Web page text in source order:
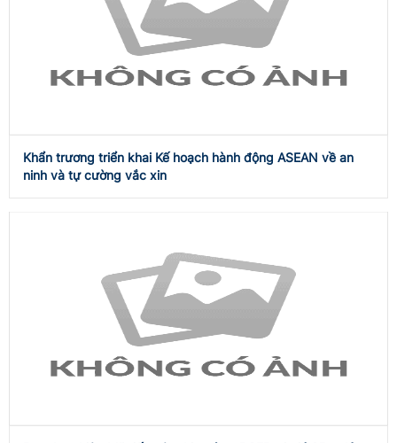
Khẩn trương triển khai Kế hoạch hành động ASEAN về an
ninh và tự cường vắc xin